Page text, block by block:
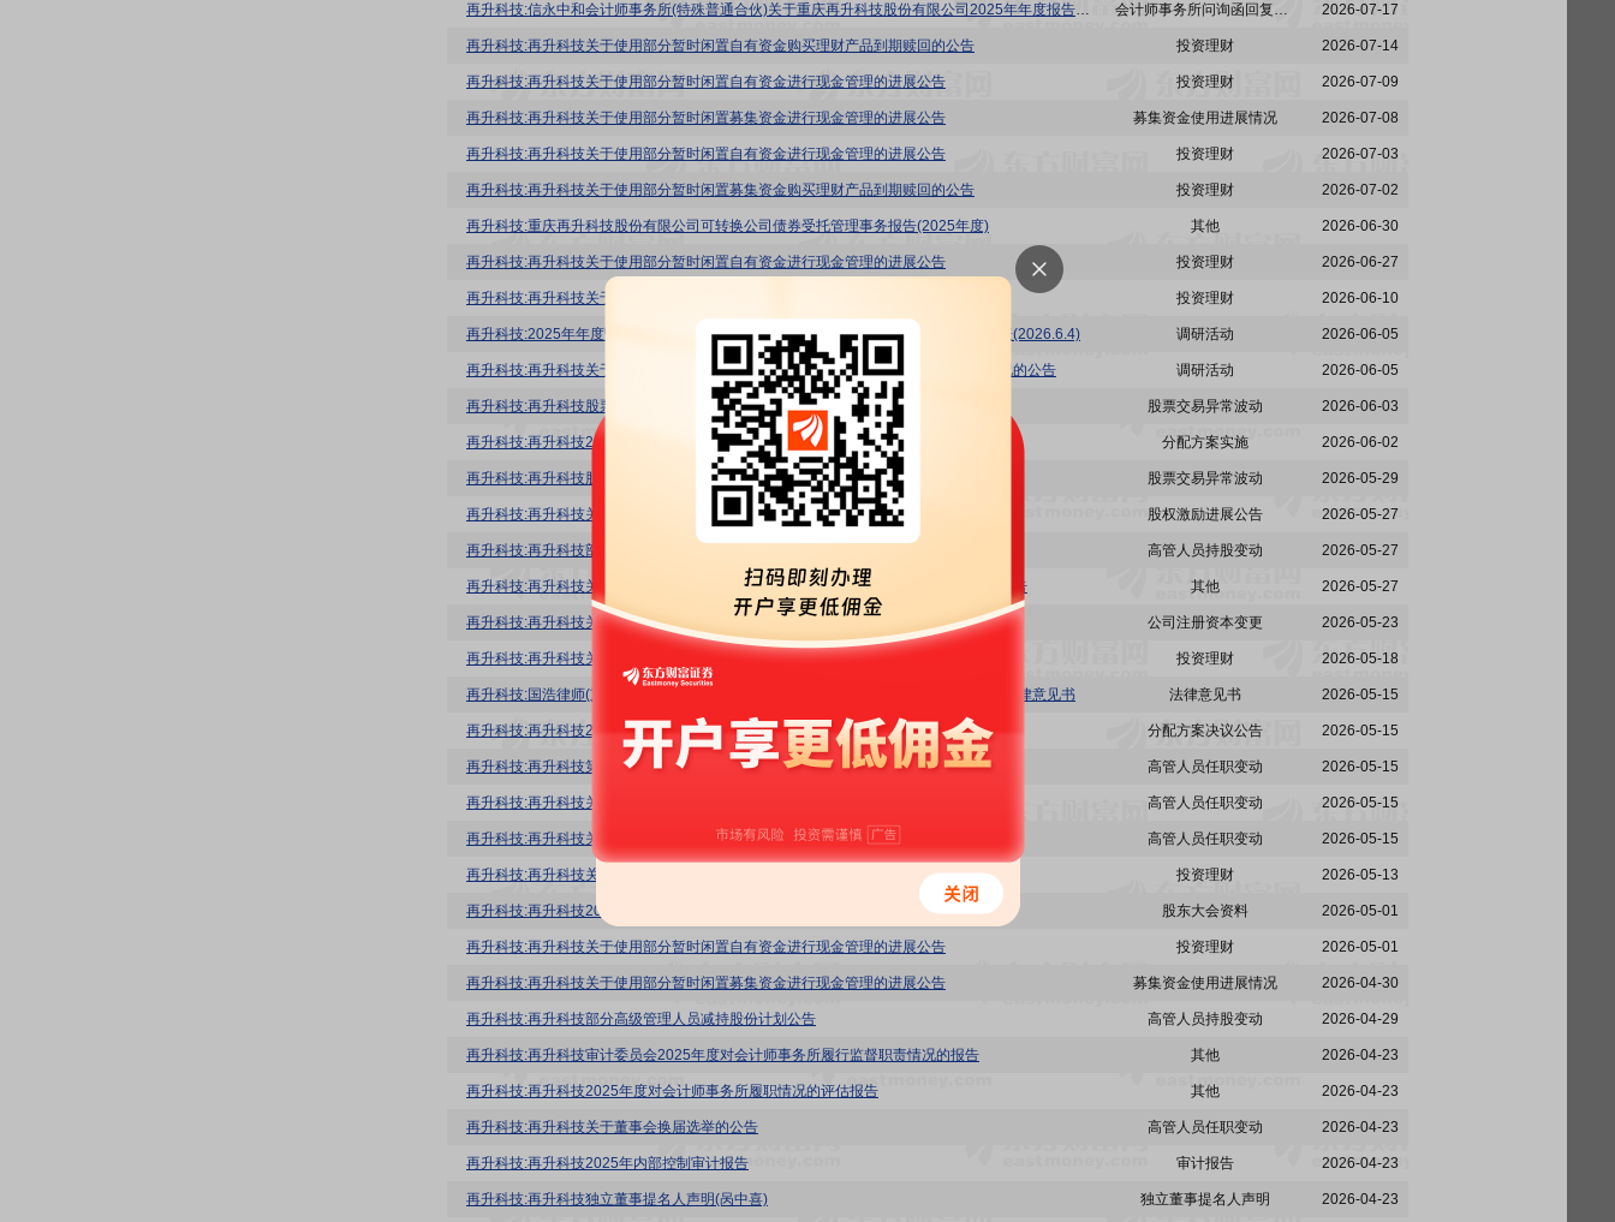
再升科技:信永中和会计师事务所(特殊普通合伙)关于重庆再升科技股份有限公司2025年年度报告的信息披露监管问询函的意见回复 会计师事务所问询函回复公告 2026-07-17
再升科技:再升科技关于使用部分暂时闲置自有资金购买理财产品到期赎回的公告 投资理财 2026-07-14
再升科技:再升科技关于使用部分暂时闲置自有资金进行现金管理的进展公告 投资理财 2026-07-09
再升科技:再升科技关于使用部分暂时闲置募集资金进行现金管理的进展公告 募集资金使用进展情况 2026-07-08
再升科技:再升科技关于使用部分暂时闲置自有资金进行现金管理的进展公告 投资理财 2026-07-03
再升科技:再升科技关于使用部分暂时闲置募集资金购买理财产品到期赎回的公告 投资理财 2026-07-02
再升科技:重庆再升科技股份有限公司可转换公司债券受托管理事务报告(2025年度) 其他 2026-06-30
再升科技:再升科技关于使用部分暂时闲置自有资金进行现金管理的进展公告 投资理财 2026-06-27
再升科技:再升科技关于使用部分暂时闲置自有资金进行现金管理的进展公告 投资理财 2026-06-10
再升科技:2025年年度暨2026年第一季度业绩暨现金分红说明会投资者关系活动记录表(2026.6.4) 调研活动 2026-06-05
再升科技:再升科技关于2025年年度暨2026年第一季度业绩暨现金分红说明会召开情况的公告 调研活动 2026-06-05
再升科技:再升科技股票交易异常波动公告 股票交易异常波动 2026-06-03
再升科技:再升科技2025年年度权益分派实施公告 分配方案实施 2026-06-02
再升科技:再升科技股票交易异常波动公告 股票交易异常波动 2026-05-29
再升科技:再升科技关于2022年股票期权激励计划全部股票期权注销完成的公告 股权激励进展公告 2026-05-27
再升科技:再升科技部分董事、高级管理人员减持股份结果公告 高管人员持股变动 2026-05-27
再升科技:再升科技关于召开2025年年度暨2026年第一季度业绩暨现金分红说明会的公告 其他 2026-05-27
再升科技:再升科技关于完成工商变更登记并取得换发营业执照的公告 公司注册资本变更 2026-05-23
再升科技:再升科技关于使用部分暂时闲置自有资金进行现金管理的进展公告 投资理财 2026-05-18
再升科技:国浩律师(重庆)事务所关于重庆再升科技股份有限公司2025年年度股东会的法律意见书 法律意见书 2026-05-15
再升科技:再升科技2025年年度股东会决议公告 分配方案决议公告 2026-05-15
再升科技:再升科技第六届董事会第一次会议决议公告 高管人员任职变动 2026-05-15
再升科技:再升科技关于董事会完成换届选举暨聘任高级管理人员及证券事务代表的公告 高管人员任职变动 2026-05-15
再升科技:再升科技关于选举职工代表董事的公告 高管人员任职变动 2026-05-15
再升科技:再升科技关于使用部分暂时闲置自有资金购买理财产品到期赎回的公告 投资理财 2026-05-13
再升科技:再升科技2025年年度股东会会议资料 股东大会资料 2026-05-01
再升科技:再升科技关于使用部分暂时闲置自有资金进行现金管理的进展公告 投资理财 2026-05-01
再升科技:再升科技关于使用部分暂时闲置募集资金进行现金管理的进展公告 募集资金使用进展情况 2026-04-30
再升科技:再升科技部分高级管理人员减持股份计划公告 高管人员持股变动 2026-04-29
再升科技:再升科技审计委员会2025年度对会计师事务所履行监督职责情况的报告 其他 2026-04-23
再升科技:再升科技2025年度对会计师事务所履职情况的评估报告 其他 2026-04-23
再升科技:再升科技关于董事会换届选举的公告 高管人员任职变动 2026-04-23
再升科技:再升科技2025年内部控制审计报告 审计报告 2026-04-23
再升科技:再升科技独立董事提名人声明(呙中喜) 独立董事提名人声明 2026-04-23